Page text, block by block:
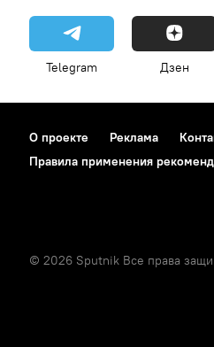
Telegram Дзен
О проекте Реклама
Правила применения
© 2026 Sputnik Все права